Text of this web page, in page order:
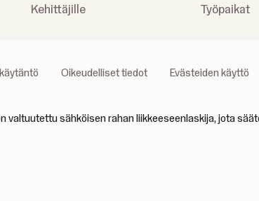
Kehittäjille
Työpaikat
Oikeudelliset tiedot Evästeiden käyttö
valtuutettu sähköisen rahan liikkeeseenlaskija, jota